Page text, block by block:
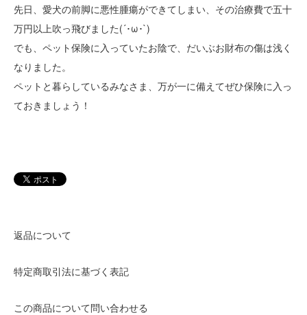
先日、愛犬の前脚に悪性腫瘍ができてしまい、その治療費で五十
万円以上吹っ飛びました(´･ω･`)
でも、ペット保険に入っていたお陰で、だいぶお財布の傷は浅く
なりました。
ペットと暮らしているみなさま、万が一に備えてぜひ保険に入っ
ておきましょう！
返品について
特定商取引法に基づく表記
この商品について問い合わせる